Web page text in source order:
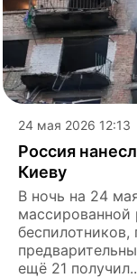
24 мая 2026 12:13
Россия
Киеву
В ночь на 24
массированной
ещё 21